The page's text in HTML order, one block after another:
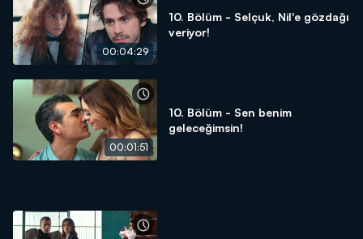
00:04:29
10. Bölüm - Selçuk, Nil'e gözdağı
veriyor!
00:01:51
10. Bölüm - Sen benim
geleceğimsin!